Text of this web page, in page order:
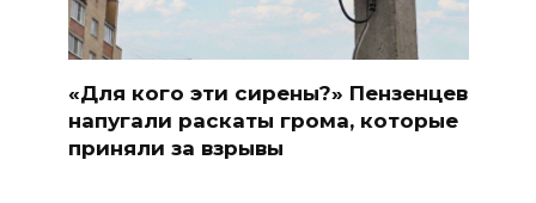
«Для кого эти сирены?» Пензенцев
напугали раскаты грома, которые
приняли за взрывы